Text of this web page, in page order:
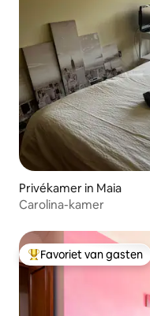
Privékamer in Maia
Carolina-kamer
Topfavoriet van gasten
Favoriet van gasten